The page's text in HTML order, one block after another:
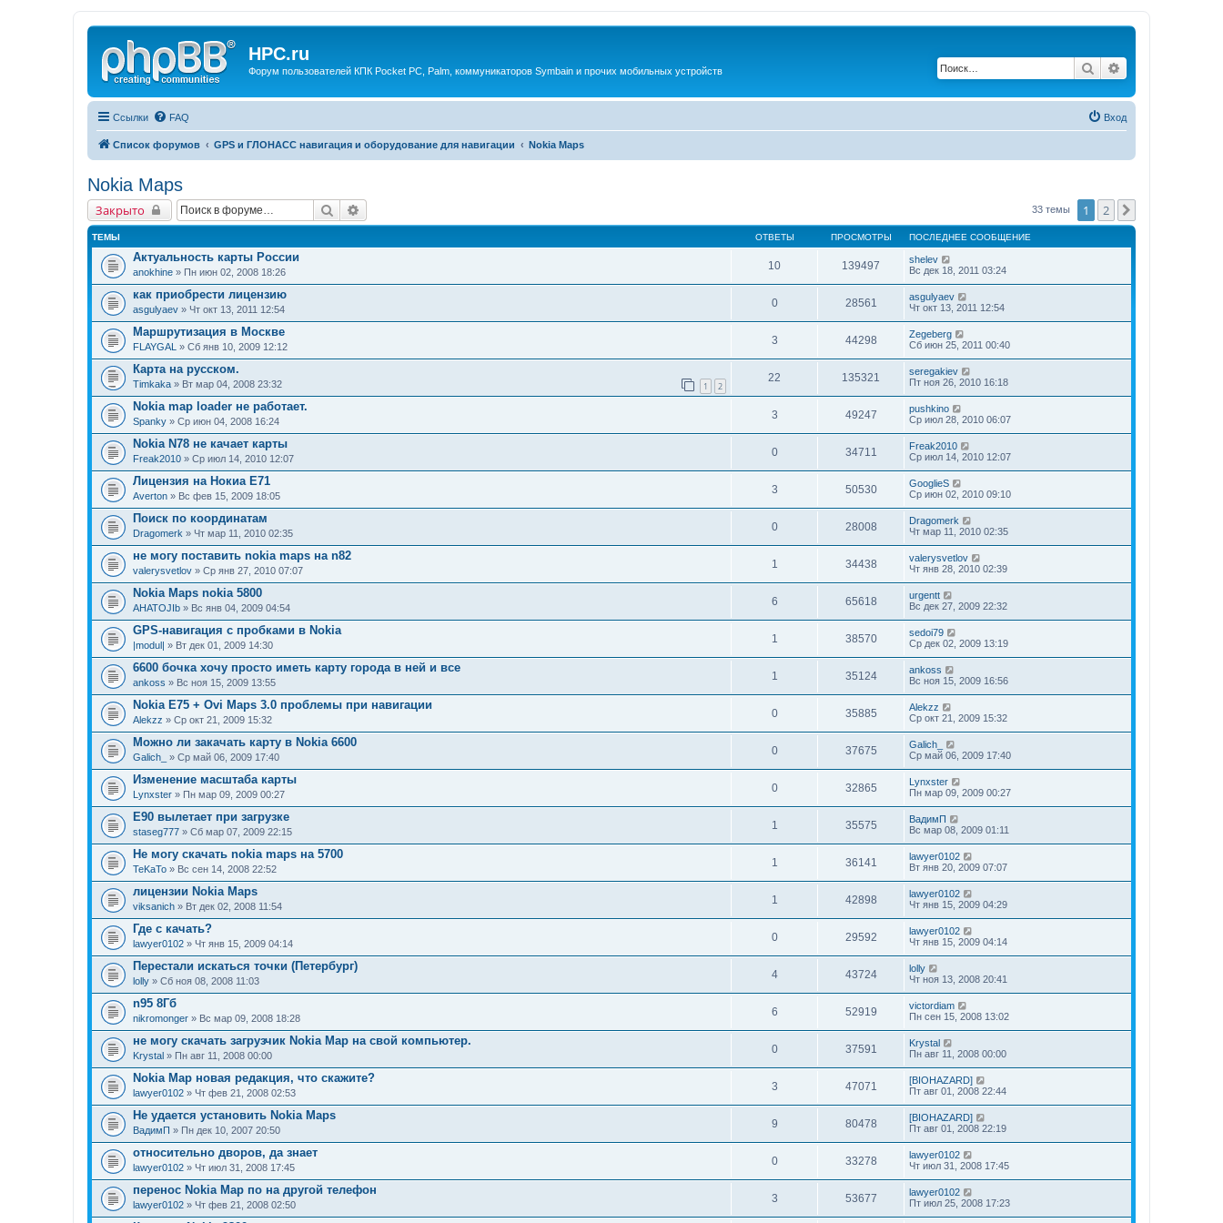
HPC.ru
Форум пользователей КПК Pocket PC, Palm, коммуникаторов Symbain и прочих мобильных устройств Поиск
Ссылки FAQ Вход
Список форумов GPS и ГЛОНАСС навигация и оборудование для навигации Nokia Maps
Nokia Maps
Закрыто Поиск 33 темы 1 2
ТЕМЫ ОТВЕТЫ ПРОСМОТРЫ ПОСЛЕДНЕЕ СООБЩЕНИЕ
Актуальность карты России
anokhine » Пн июн 02, 2008 18:26
10 139497
shelev
Вс дек 18, 2011 03:24
как приобрести лицензию
asgulyaev » Чт окт 13, 2011 12:54
0 28561
asgulyaev
Чт окт 13, 2011 12:54
Маршрутизация в Москве
FLAYGAL » Сб янв 10, 2009 12:12
3 44298
Zegeberg
Сб июн 25, 2011 00:40
Карта на русском.
Timkaka » Вт мар 04, 2008 23:32 1 2
22 135321
seregakiev
Пт ноя 26, 2010 16:18
Nokia map loader не работает.
Spanky » Ср июн 04, 2008 16:24
3 49247
pushkino
Ср июл 28, 2010 06:07
Nokia N78 не качает карты
Freak2010 » Ср июл 14, 2010 12:07
0 34711
Freak2010
Ср июл 14, 2010 12:07
Лицензия на Нокиа Е71
Averton » Вс фев 15, 2009 18:05
3 50530
GooglieS
Ср июн 02, 2010 09:10
Поиск по координатам
Dragomerk » Чт мар 11, 2010 02:35
0 28008
Dragomerk
Чт мар 11, 2010 02:35
не могу поставить nokia maps на n82
valerysvetlov » Ср янв 27, 2010 07:07
1 34438
valerysvetlov
Чт янв 28, 2010 02:39
Nokia Maps nokia 5800
AHATOJIb » Вс янв 04, 2009 04:54
6 65618
urgentt
Вс дек 27, 2009 22:32
GPS-навигация с пробками в Nokia
|modul| » Вт дек 01, 2009 14:30
1 38570
sedoi79
Ср дек 02, 2009 13:19
6600 бочка хочу просто иметь карту города в ней и все
ankoss » Вс ноя 15, 2009 13:55
1 35124
ankoss
Вс ноя 15, 2009 16:56
Nokia E75 + Ovi Maps 3.0 проблемы при навигации
Alekzz » Ср окт 21, 2009 15:32
0 35885
Alekzz
Ср окт 21, 2009 15:32
Можно ли закачать карту в Nokia 6600
Galich_ » Ср май 06, 2009 17:40
0 37675
Galich_
Ср май 06, 2009 17:40
Изменение масштаба карты
Lynxster » Пн мар 09, 2009 00:27
0 32865
Lynxster
Пн мар 09, 2009 00:27
Е90 вылетает при загрузке
staseg777 » Сб мар 07, 2009 22:15
1 35575
ВадимП
Вс мар 08, 2009 01:11
Не могу скачать nokia maps на 5700
TeKaTo » Вс сен 14, 2008 22:52
1 36141
lawyer0102
Вт янв 20, 2009 07:07
лицензии Nokia Maps
viksanich » Вт дек 02, 2008 11:54
1 42898
lawyer0102
Чт янв 15, 2009 04:29
Где с качать?
lawyer0102 » Чт янв 15, 2009 04:14
0 29592
lawyer0102
Чт янв 15, 2009 04:14
Перестали искаться точки (Петербург)
lolly » Сб ноя 08, 2008 11:03
4 43724
lolly
Чт ноя 13, 2008 20:41
n95 8Гб
nikromonger » Вс мар 09, 2008 18:28
6 52919
victordiam
Пн сен 15, 2008 13:02
не могу скачать загрузчик Nokia Map на свой компьютер.
Krystal » Пн авг 11, 2008 00:00
0 37591
Krystal
Пн авг 11, 2008 00:00
Nokia Map новая редакция, что скажите?
lawyer0102 » Чт фев 21, 2008 02:53
3 47071
[BIOHAZARD]
Пт авг 01, 2008 22:44
Не удается установить Nokia Maps
ВадимП » Пн дек 10, 2007 20:50
9 80478
[BIOHAZARD]
Пт авг 01, 2008 22:19
относительно дворов, да знает
lawyer0102 » Чт июл 31, 2008 17:45
0 33278
lawyer0102
Чт июл 31, 2008 17:45
перенос Nokia Map по на другой телефон
lawyer0102 » Чт фев 21, 2008 02:50
3 53677
lawyer0102
Пт июл 25, 2008 17:23